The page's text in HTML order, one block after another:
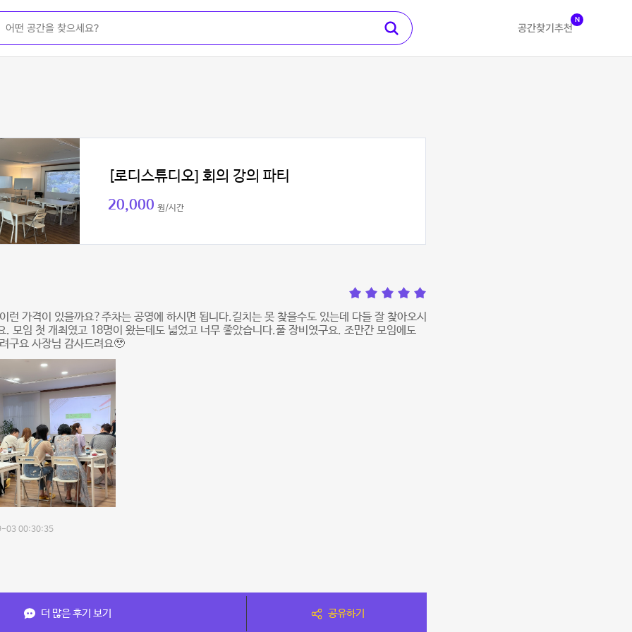
공간찾기 추천
N
[로디스튜디오] 회의 강의 파티
20,000 원/시간
런 가격이 있을까요?주차는 공영에 하시면 됩니다.길치는 못 찾을수도 있는데 다들 잘 찾아오시
. 모임 첫 개최였고 18명이 왔는데도 넓었고 너무 좋았습니다.풀 장비였구요. 조만간 모임에도
구요 사장님 감사드려요🥹
03 00:30:35
더 많은 후기 보기 공유하기